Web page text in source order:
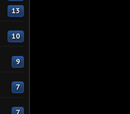
13
10
9
7